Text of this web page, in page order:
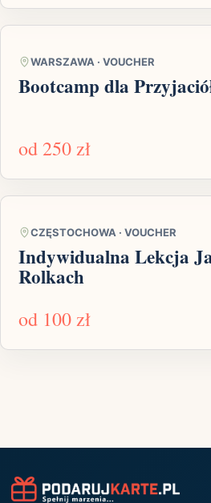
WARSZAWA · VOUCHER
Bootcamp dla
od 250 zł
CZĘSTOCHOWA · VOUCHER
Indywidualna Lekcja
Rolkach
od 100 zł